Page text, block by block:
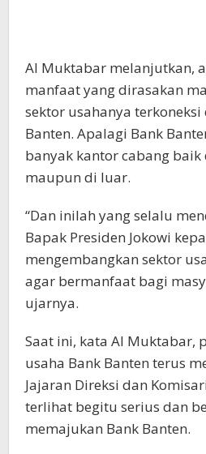
Al Muktabar melanjutkan,
manfaat yang dirasakan
sektor usahanya terkoneksi
Banten. Apalagi Bank
banyak kantor cabang
maupun di luar.
“Dan inilah yang selalu
Bapak Presiden Jokowi
mengembangkan sektor
agar bermanfaat bagi
ujarnya.
Saat ini, kata Al Muktabar,
usaha Bank Banten terus
Jajaran Direksi dan
terlihat begitu serius dan
memajukan Bank Banten.